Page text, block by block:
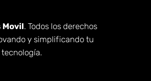
Movil. Todos los derechos
y simplificando tu